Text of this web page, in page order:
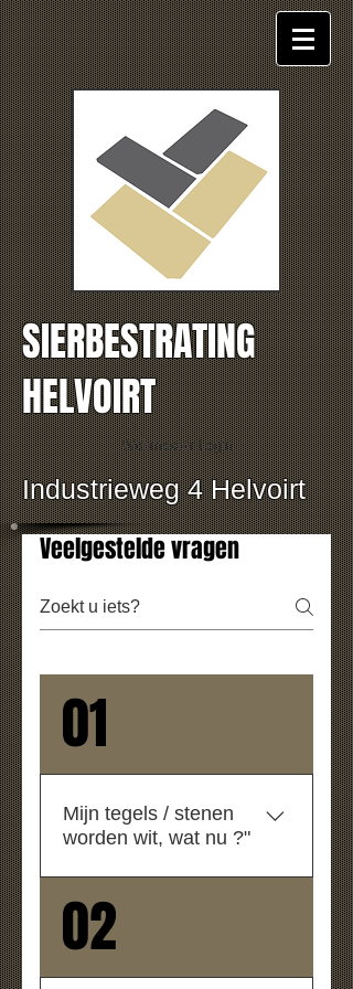
SIERBESTRATING
HELVOIRT
Webmaster Login
Industrieweg 4 Helvoirt
Veelgestelde vragen
01
Mijn tegels / stenen
worden wit, wat nu ?"
Witte uitslag/Kalkuitbloei
Beton wordt gemaakt van de
natuurlijke producten zand,
grind, cement en water. Door
02